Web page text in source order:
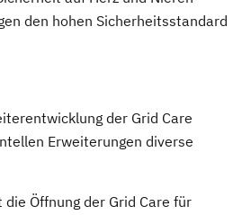
den hohen Sicherheitsstandard
der Grid Care
Erweiterungen diverse
Öffnung der Grid Care für